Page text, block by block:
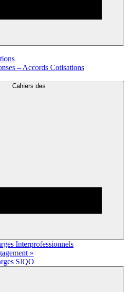
– Accords Cotisations
Cahiers des
Interprofessionnels
»
SIQO